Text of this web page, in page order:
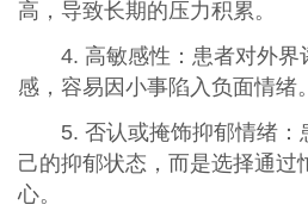
高，导致长期的压力积累。
4. 高敏感性：患者对外界
感，容易因小事陷入负面情绪。
5. 否认或掩饰抑郁情绪：
己的抑郁状态，而是选择通过
心。